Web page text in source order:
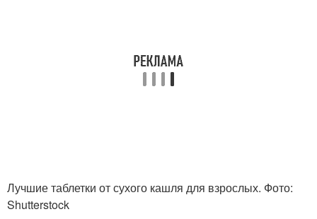
Лучшие таблетки от сухого кашля для взрослых. Фото:
Shutterstock